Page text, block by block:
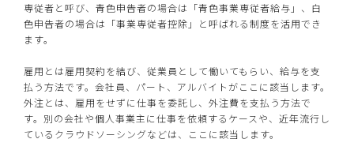
専従者と呼び、青色申告者の場合は「青色事業専従者給与」、白
色申告者の場合は「事業専従者控除」と呼ばれる制度を活用でき
ます。
雇用とは雇用契約を結び、従業員として働いてもらい、給与を支
払う方法です。会社員、パート、アルバイトがここに該当します。
外注とは、雇用をせずに仕事を委託し、外注費を支払う方法で
す。別の会社や個人事業主に仕事を依頼するケースや、近年流行し
ているクラウドソーシングなどは、ここに該当します。